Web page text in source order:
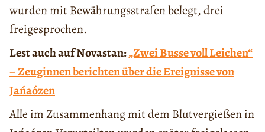
wurden mit Bewährungsstrafen belegt, drei
freigesprochen.
Lest auch auf Novastan:„Zwei Busse voll Leichen“
– Zeuginnen berichten über die Ereignisse von
Jańaózen
Alle im Zusammenhang mit dem Blutvergießen in